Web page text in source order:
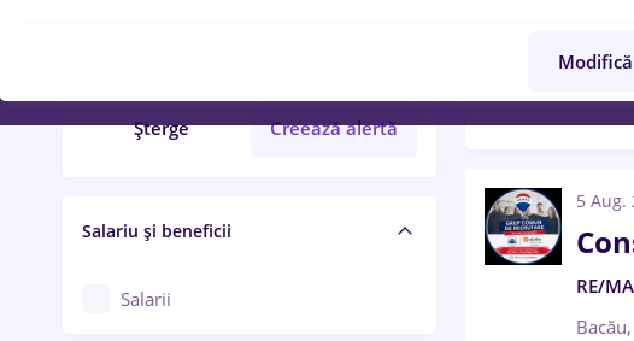
Șterge Creează alertă
Salariu și beneficii
Salarii
5 Aug.
RE/